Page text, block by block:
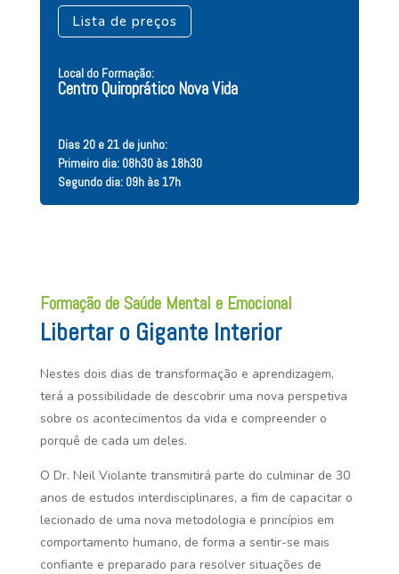
Lista de preços
Local do Formação:
Centro Quiroprático Nova Vida
Dias 20 e 21 de junho:
Primeiro dia: 08h30 às 18h30
Segundo dia: 09h às 17h
Formação de Saúde Mental e Emocional
Libertar o Gigante Interior
Nestes dois dias de transformação e aprendizagem,
terá a possibilidade de descobrir uma nova perspetiva
sobre os acontecimentos da vida e compreender o
porquê de cada um deles.
O Dr. Neil Violante transmitirá parte do culminar de 30
anos de estudos interdisciplinares, a fim de capacitar o
lecionado de uma nova metodologia e princípios em
comportamento humano, de forma a sentir-se mais
confiante e preparado para resolver situações de